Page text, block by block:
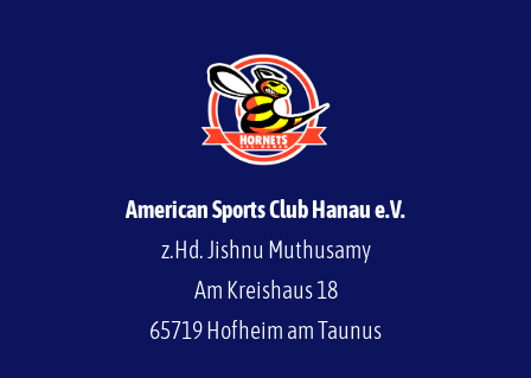
American Sports Club Hanau e.V.
z.Hd. Jishnu Muthusamy
Am Kreishaus 18
65719 Hofheim am Taunus